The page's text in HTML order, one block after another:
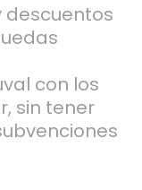
descuentos
con los
sin tener